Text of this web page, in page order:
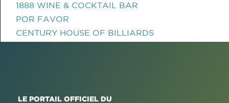
1888 WINE & COCKTAIL BAR
POR FAVOR
CENTURY HOUSE OF BILLIARDS
LE PORTAIL OFFICIEL DU